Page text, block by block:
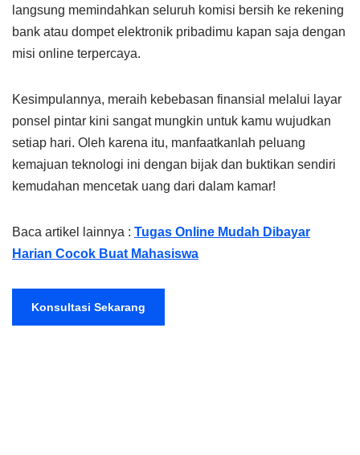
langsung memindahkan seluruh komisi bersih ke rekening
bank atau dompet elektronik pribadimu kapan saja dengan
misi online terpercaya.
Kesimpulannya, meraih kebebasan finansial melalui layar
ponsel pintar kini sangat mungkin untuk kamu wujudkan
setiap hari. Oleh karena itu, manfaatkanlah peluang
kemajuan teknologi ini dengan bijak dan buktikan sendiri
kemudahan mencetak uang dari dalam kamar!
Baca artikel lainnya : Tugas Online Mudah Dibayar
Harian Cocok Buat Mahasiswa
Konsultasi Sekarang